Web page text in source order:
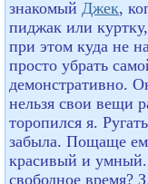
знакомый Джек,
пиджак или
при этом куда не
просто убрать
демонстративно.
нельзя свои вещи
торопился я.
забыла. Пощаще
красивый и
свободное время?